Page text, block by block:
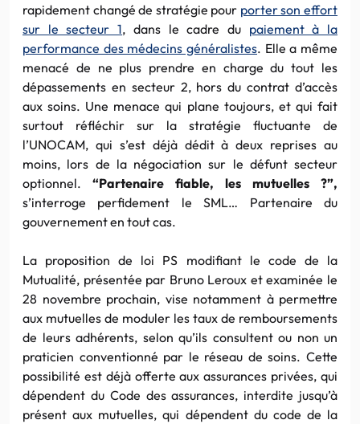
rapidement changé de stratégie pour porter son effort
sur le secteur 1, dans le cadre du paiement à la
performance des médecins généralistes. Elle a même
menacé de ne plus prendre en charge du tout les
dépassements en secteur 2, hors du contrat d’accès
aux soins. Une menace qui plane toujours, et qui fait
surtout réfléchir sur la stratégie fluctuante de
l’UNOCAM, qui s’est déjà dédit à deux reprises au
moins, lors de la négociation sur le défunt secteur
optionnel. “Partenaire fiable, les mutuelles ?”,
s’interroge perfidement le SML… Partenaire du
gouvernement en tout cas.
La proposition de loi PS modifiant le code de la
Mutualité, présentée par Bruno Leroux et examinée le
28 novembre prochain, vise notamment à permettre
aux mutuelles de moduler les taux de remboursements
de leurs adhérents, selon qu’ils consultent ou non un
praticien conventionné par le réseau de soins. Cette
possibilité est déjà offerte aux assurances privées, qui
dépendent du Code des assurances, interdite jusqu’à
présent aux mutuelles, qui dépendent du code de la